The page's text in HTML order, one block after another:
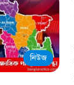
নিউজ